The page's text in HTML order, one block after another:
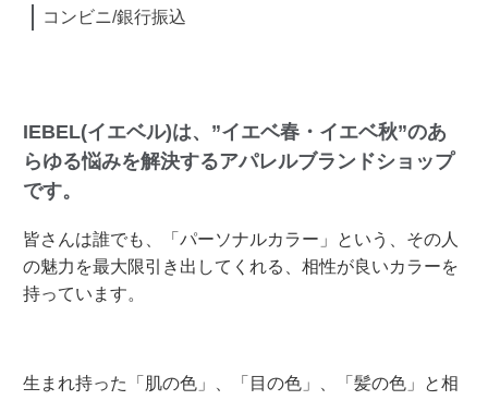
コンビニ/銀行振込
IEBEL(イエベル)は、”イエベ春・イエベ秋”のあ
らゆる悩みを解決するアパレルブランドショップ
です。
皆さんは誰でも、「パーソナルカラー」という、その人
の魅力を最大限引き出してくれる、相性が良いカラーを
持っています。
生まれ持った「肌の色」、「目の色」、「髪の色」と相